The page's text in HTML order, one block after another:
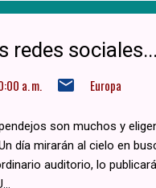
redes
a. m. Europa
son muchos y
día mirarán al cielo en
auditorio, lo